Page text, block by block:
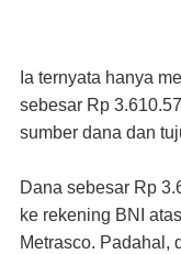
Ia ternyata hanya
sebesar Rp
sumber dana dan
Dana sebesar Rp
ke rekening BNI
Metrasco. Padahal,